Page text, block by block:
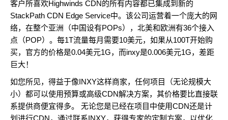
客户所喜欢Highwinds CDN的所有内容都已集成到新的
StackPath CDN Edge Service中。该公司运营着一个庞大的网
络，在整个亚洲（中国设有POPs），北美和欧洲有36个接入
点（POP）。每1T流量每月需要10美元，如果从100T开始购
买，官方的价格是0.04美元1G，而inxy是0.006美元1G，差距
巨大！
如您所见，得益于像INXY这样商家，任何项目（无论规模大
小）都可以使用预算或高级CDN解决方案，其价格要比直接联
系提供商便宜得多。 无论您是已经在项目中使用CDN还是计
划进行CDN，通过联系INXY，获得专家的定制方案，以优化